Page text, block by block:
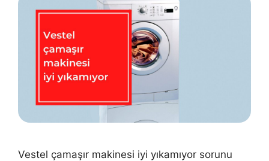
Vestel çamaşır makinesi iyi yıkamıyor sorunu